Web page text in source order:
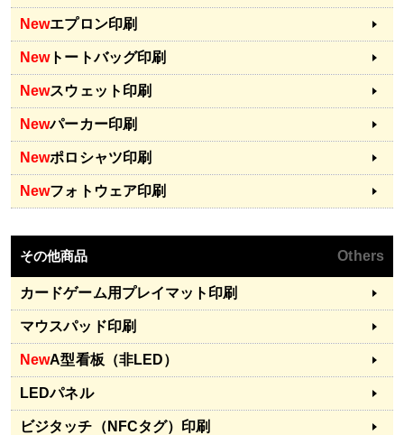
Newエプロン印刷
Newトートバッグ印刷
Newスウェット印刷
Newパーカー印刷
Newポロシャツ印刷
Newフォトウェア印刷
その他商品 Others
カードゲーム用プレイマット印刷
マウスパッド印刷
NewA型看板（非LED）
LEDパネル
ビジタッチ（NFCタグ）印刷